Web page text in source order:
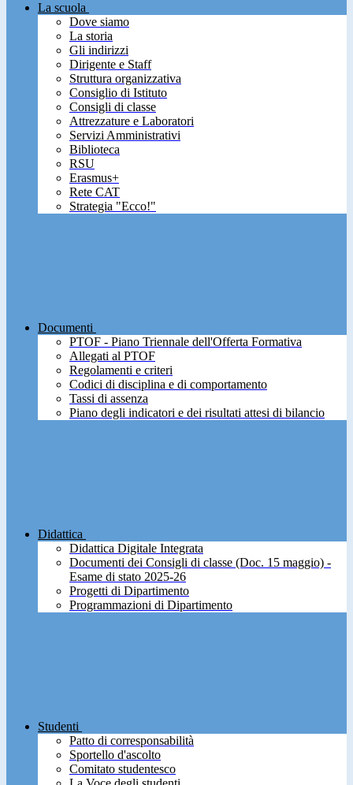
La scuola
Dove siamo
La storia
Gli indirizzi
Dirigente e Staff
Struttura organizzativa
Consiglio di Istituto
Consigli di classe
Attrezzature e Laboratori
Servizi Amministrativi
Biblioteca
RSU
Erasmus+
Rete CAT
Strategia "Ecco!"
Documenti
PTOF - Piano Triennale dell'Offerta Formativa
Allegati al PTOF
Regolamenti e criteri
Codici di disciplina e di comportamento
Tassi di assenza
Piano degli indicatori e dei risultati attesi di bilancio
Didattica
Didattica Digitale Integrata
Documenti dei Consigli di classe (Doc. 15 maggio) -
Esame di stato 2025-26
Progetti di Dipartimento
Programmazioni di Dipartimento
Studenti
Patto di corresponsabilità
Sportello d'ascolto
Comitato studentesco